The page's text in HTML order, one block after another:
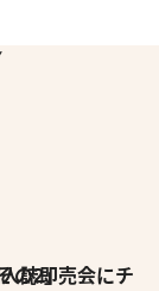
レンジ その2」